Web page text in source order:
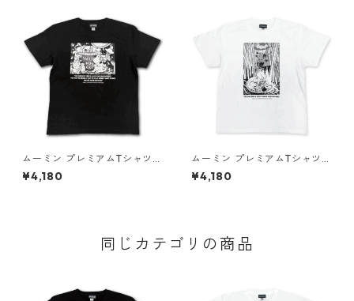
ムーミン プレミアムTシャツ
思い出 ブラック 海のオーケス
トラ号 80th 小説TEE MOOMI
¥4,180
ムーミン プレミアムTシャツ
夏祭り ホワイト スナフキン&
リトルミイ 80th 小説TEE MO
¥4,180
同じカテゴリの商品